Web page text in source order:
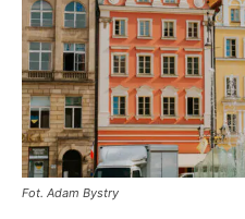
Fot. Adam Bystry